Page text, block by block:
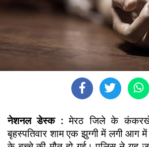
नेशनल डेस्क : मेरठ जिले के
बृहस्पतिवार शाम एक झुग्गी में लगी आग